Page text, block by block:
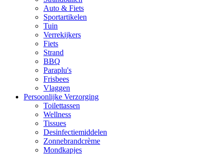
Auto & Fiets
Sportartikelen
Tuin
Verrekijkers
Fiets
Strand
BBQ
Paraplu's
Frisbees
Vlaggen
Persoonlijke Verzorging
Toilettassen
Wellness
Tissues
Desinfectiemiddelen
Zonnebrandcrème
Mondkapjes